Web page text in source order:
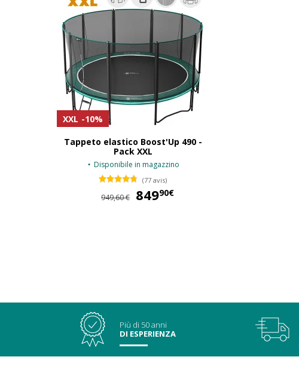
XXL -10%
Tappeto elastico Boost'Up 490 -
Pack XXL
Disponibile in magazzino
(77 avis)
949,60 € 84990€
Più di 50 anni
DI ESPERIENZA